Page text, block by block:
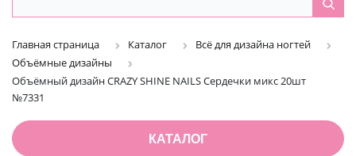
Главная страница Каталог
Всё для дизайна ногтей
Объёмные дизайны
Объёмный дизайн CRAZY SHINE NAILS Сердечки микс 20шт
№7331
КАТАЛОГ